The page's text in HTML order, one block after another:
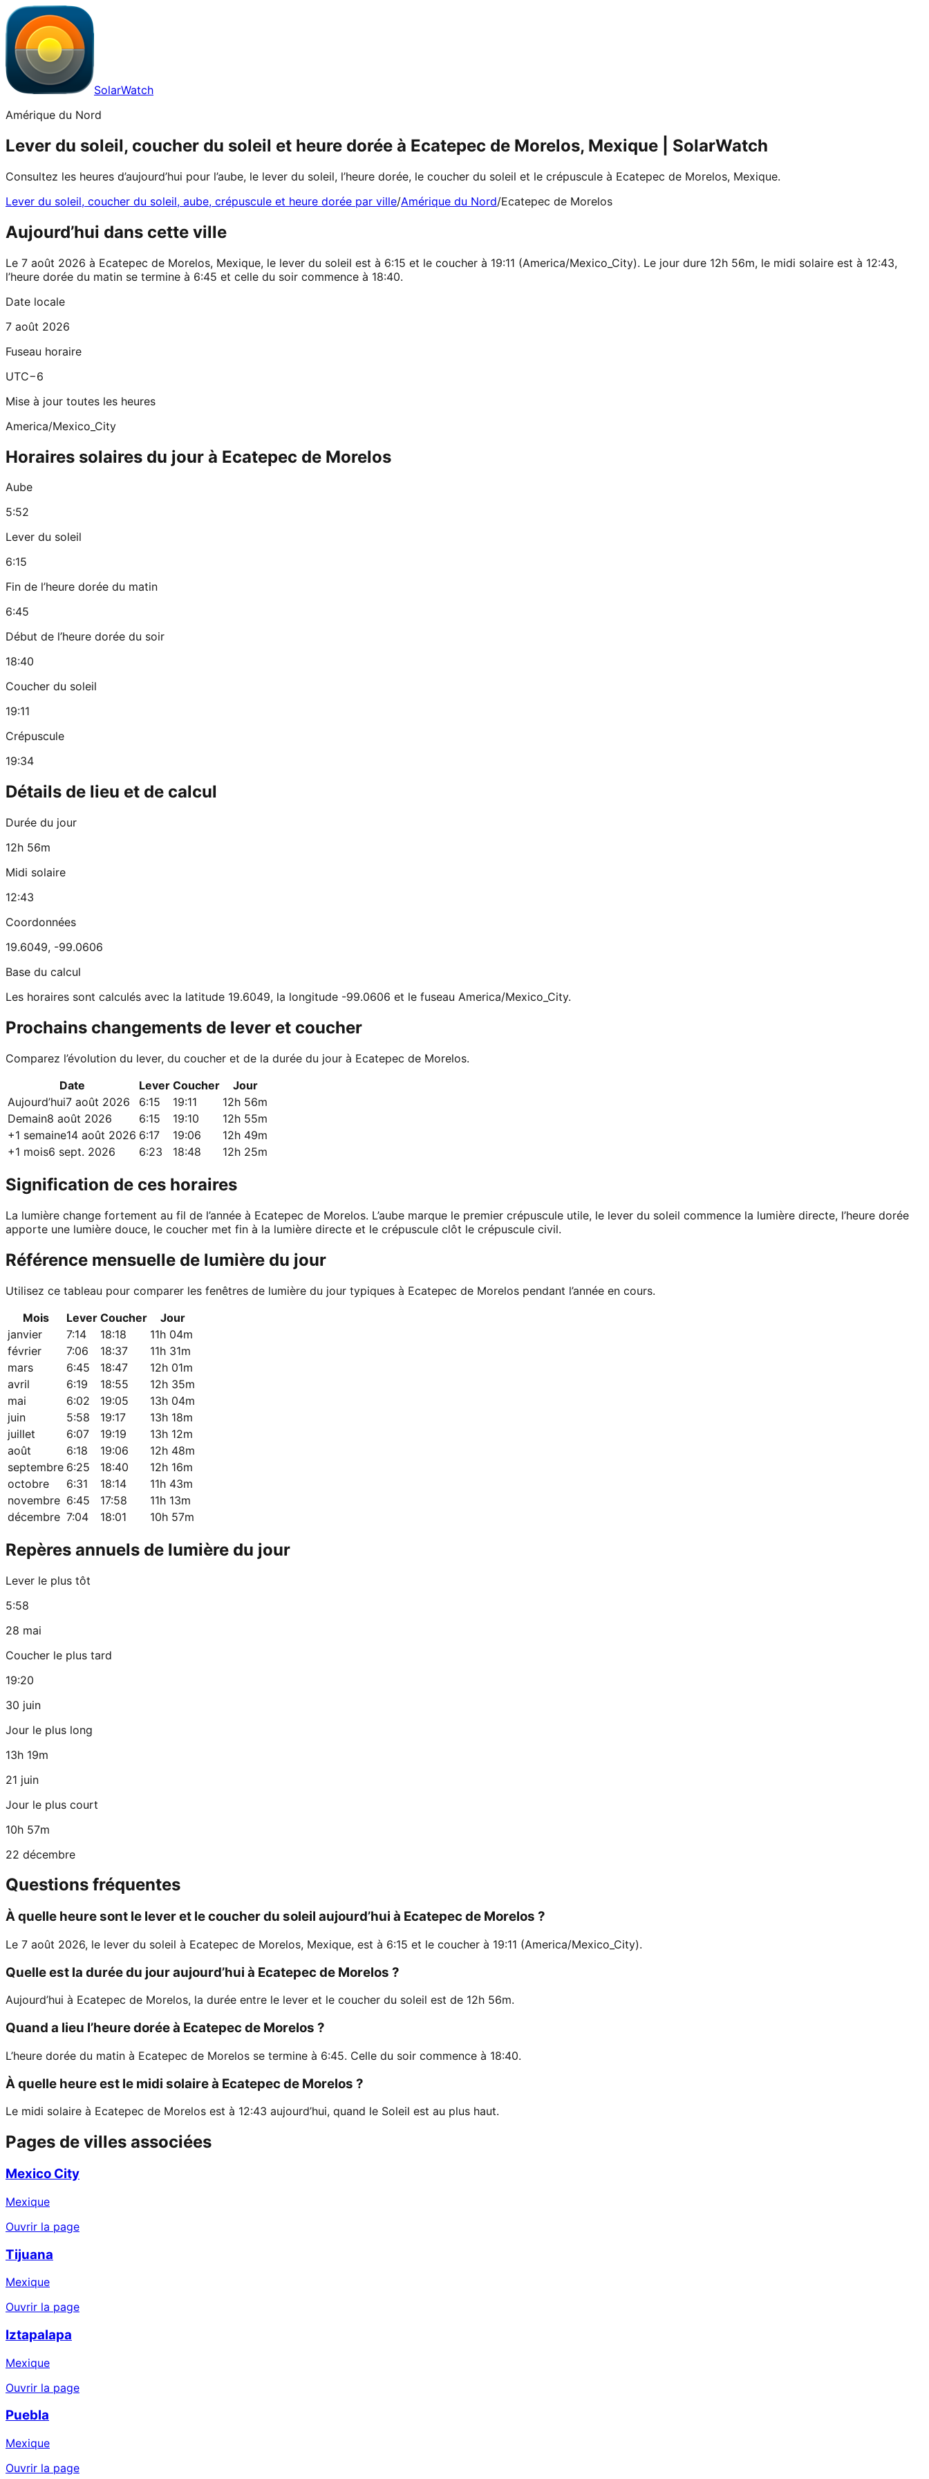
SolarWatch
Amérique du Nord
Lever du soleil, coucher du soleil et heure dorée à Ecatepec de Morelos, Mexique | SolarWatch
Consultez les heures d’aujourd’hui pour l’aube, le lever du soleil, l’heure dorée, le coucher du soleil et le crépuscule à Ecatepec de Morelos, Mexique.
Lever du soleil, coucher du soleil, aube, crépuscule et heure dorée par ville/Amérique du Nord/Ecatepec de Morelos
Aujourd’hui dans cette ville
Le 7 août 2026 à Ecatepec de Morelos, Mexique, le lever du soleil est à 6:15 et le coucher à 19:11 (America/Mexico_City). Le jour dure 12h 56m, le midi solaire est à 12:43,
l’heure dorée du matin se termine à 6:45 et celle du soir commence à 18:40.
Date locale
7 août 2026
Fuseau horaire
UTC−6
Mise à jour toutes les heures
America/Mexico_City
Horaires solaires du jour à Ecatepec de Morelos
Aube
5:52
Lever du soleil
6:15
Fin de l’heure dorée du matin
6:45
Début de l’heure dorée du soir
18:40
Coucher du soleil
19:11
Crépuscule
19:34
Détails de lieu et de calcul
Durée du jour
12h 56m
Midi solaire
12:43
Coordonnées
19.6049, -99.0606
Base du calcul
Les horaires sont calculés avec la latitude 19.6049, la longitude -99.0606 et le fuseau America/Mexico_City.
Prochains changements de lever et coucher
Comparez l’évolution du lever, du coucher et de la durée du jour à Ecatepec de Morelos.
Date
Lever Coucher
Jour
Aujourd’hui7 août 2026 6:15 19:11
12h 56m
Demain8 août 2026 6:15 19:10
12h 55m
+1 semaine14 août 2026 6:17 19:06
12h 49m
+1 mois6 sept. 2026 6:23 18:48 12h 25m
Signification de ces horaires
La lumière change fortement au fil de l’année à Ecatepec de Morelos. L’aube marque le premier crépuscule utile, le lever du soleil commence la lumière directe, l’heure dorée
apporte une lumière douce, le coucher met fin à la lumière directe et le crépuscule clôt le crépuscule civil.
Référence mensuelle de lumière du jour
Utilisez ce tableau pour comparer les fenêtres de lumière du jour typiques à Ecatepec de Morelos pendant l’année en cours.
Mois
Lever Coucher
Jour
janvier
7:14 18:18
11h 04m
février
7:06 18:37
11h 31m
mars
6:45 18:47
12h 01m
avril
6:19 18:55
12h 35m
mai
6:02 19:05
13h 04m
juin
5:58 19:17
13h 18m
juillet
6:07 19:19
13h 12m
août
6:18 19:06
12h 48m
septembre 6:25 18:40
12h 16m
octobre
6:31 18:14
11h 43m
novembre 6:45 17:58
11h 13m
décembre 7:04 18:01 10h 57m
Repères annuels de lumière du jour
Lever le plus tôt
5:58
28 mai
Coucher le plus tard
19:20
30 juin
Jour le plus long
13h 19m
21 juin
Jour le plus court
10h 57m
22 décembre
Questions fréquentes
À quelle heure sont le lever et le coucher du soleil aujourd’hui à Ecatepec de Morelos ?
Le 7 août 2026, le lever du soleil à Ecatepec de Morelos, Mexique, est à 6:15 et le coucher à 19:11 (America/Mexico_City).
Quelle est la durée du jour aujourd’hui à Ecatepec de Morelos ?
Aujourd’hui à Ecatepec de Morelos, la durée entre le lever et le coucher du soleil est de 12h 56m.
Quand a lieu l’heure dorée à Ecatepec de Morelos ?
L’heure dorée du matin à Ecatepec de Morelos se termine à 6:45. Celle du soir commence à 18:40.
À quelle heure est le midi solaire à Ecatepec de Morelos ?
Le midi solaire à Ecatepec de Morelos est à 12:43 aujourd’hui, quand le Soleil est au plus haut.
Pages de villes associées
Mexico City
Mexique
Ouvrir la page
Tijuana
Mexique
Ouvrir la page
Iztapalapa
Mexique
Ouvrir la page
Puebla
Mexique
Ouvrir la page